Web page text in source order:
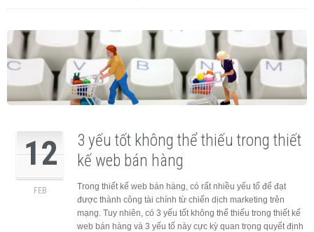
12
FEB
3 yếu tốt không thể thiếu trong thiết
kế web bán hàng
Trong thiết kế web bán hàng, có rất nhiều yếu tố để đạt
được thành công tài chính từ chiến dịch marketing trên
mạng. Tuy nhiên, có 3 yếu tốt không thể thiếu trong thiết kế
web bán hàng và 3 yếu tố này cực kỳ quan trọng quyết định